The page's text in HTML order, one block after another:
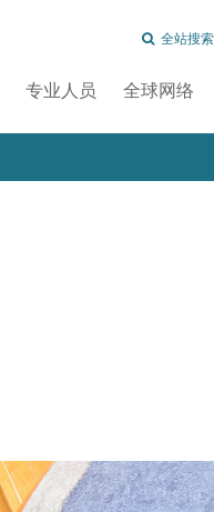
全站搜索
专业人员 全球网络